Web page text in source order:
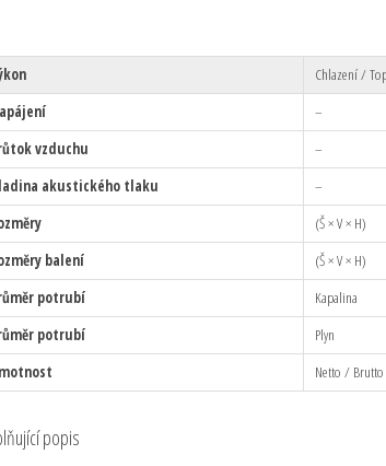
Chlazení /
–
vzduchu
–
akustického tlaku
–
(Š × V × H)
balení
(Š × V × H)
potrubí
Kapalina
potrubí
Plyn
Netto / Brutto
popis